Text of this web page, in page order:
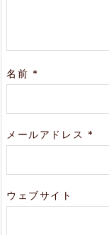
名前 *
メールアドレス *
ウェブサイト